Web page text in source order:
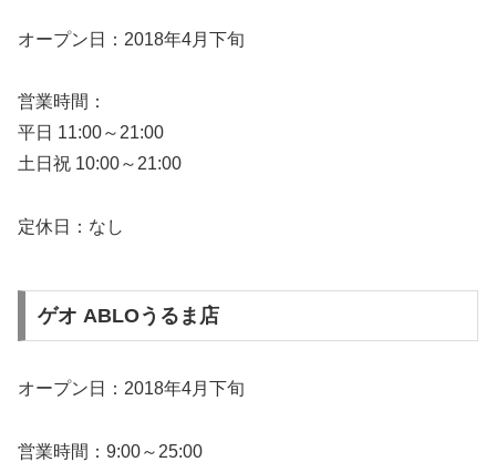
オープン日：2018年4月下旬
営業時間：
平日 11:00～21:00
土日祝 10:00～21:00
定休日：なし
ゲオ ABLOうるま店
オープン日：2018年4月下旬
営業時間：9:00～25:00